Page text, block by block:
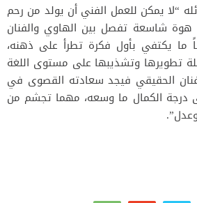
“لا يمكن للعمل الفني أن يولد من رحم
هوة شاسعة تفصل بين الهاوي والفنان
ما يكتفي بأول فكرة تطرأ على ذهنه،
تطويرها وتشذيبها على مستوى اللغة
الحقيقي فيجد سعادته القصوى في
درجة الكمال ما وسعه، مهما تجشم من